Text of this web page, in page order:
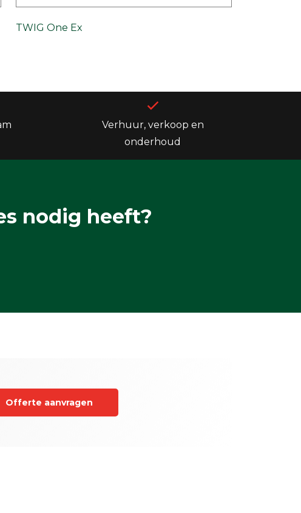
TWIG One Ex
Verhuur, verkoop en
onderhoud
nodig heeft?
Offerte aanvragen